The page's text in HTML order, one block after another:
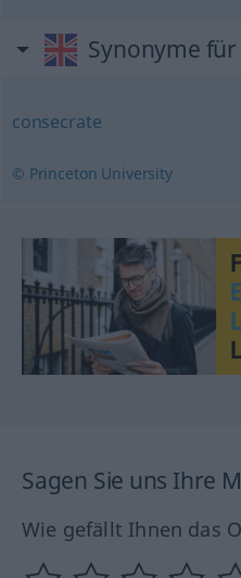
Synonyme
consecrate
© Princeton University
Sagen Sie uns Ihre
Wie gefällt Ihnen das